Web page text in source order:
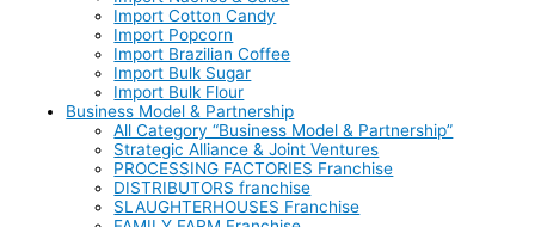
Import Cotton Candy
Import Popcorn
Import Brazilian Coffee
Import Bulk Sugar
Import Bulk Flour
Business Model & Partnership
All Category “Business Model & Partnership”
Strategic Alliance & Joint Ventures
PROCESSING FACTORIES Franchise
DISTRIBUTORS franchise
SLAUGHTERHOUSES Franchise